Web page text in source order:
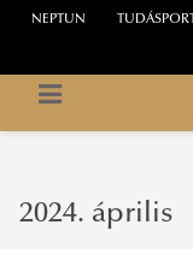
NEPTUN
2024. április